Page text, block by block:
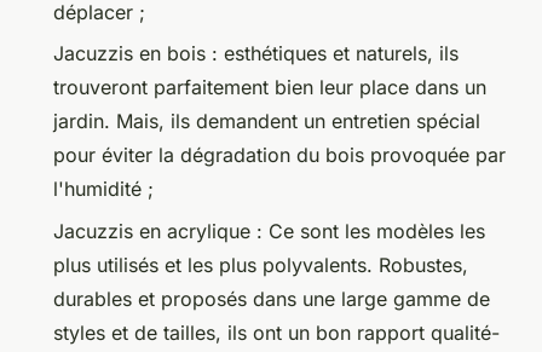
déplacer ;
Jacuzzis en bois : esthétiques et naturels, ils
trouveront parfaitement bien leur place dans un
jardin. Mais, ils demandent un entretien spécial
pour éviter la dégradation du bois provoquée par
l'humidité ;
Jacuzzis en acrylique : Ce sont les modèles les
plus utilisés et les plus polyvalents. Robustes,
durables et proposés dans une large gamme de
styles et de tailles, ils ont un bon rapport qualité-